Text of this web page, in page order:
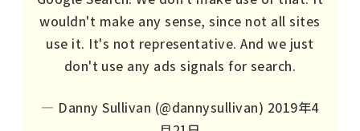
wouldn't make any sense, since not all sites
use it. It's not representative. And we just
don't use any ads signals for search.
— Danny Sullivan (@dannysullivan) 2019年4